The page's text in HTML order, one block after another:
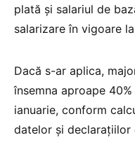
plată și salariul de
salarizare în vigoare
Dacă s-ar aplica,
însemna aproape
ianuarie, conform
datelor și declarațiilor